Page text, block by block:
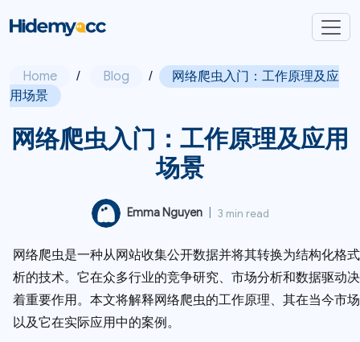
Home / Blog /
网络爬虫入门：工作原理及应
用场景
网络爬虫入门：工作原理及应用
场景
Emma Nguyen 3 min read
网络爬虫是一种从网站收集公开数据并将其转换为结构化格
析的技术。它在众多行业的竞争研究、市场分析和数据驱动
着重要作用。本文将解释网络爬虫的工作原理、其在当今市
以及它在实际应用中的案例。